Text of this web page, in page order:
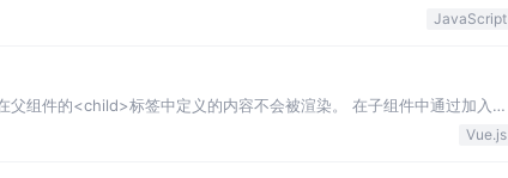
个技巧的适用范围是数组中的数值的类型为：un…
JavaScript
组件的<child>标签中定义的内容不会被渲染。 在子组件中通过加入
在父组件中没有提供内容的时候，来…
Vue.js